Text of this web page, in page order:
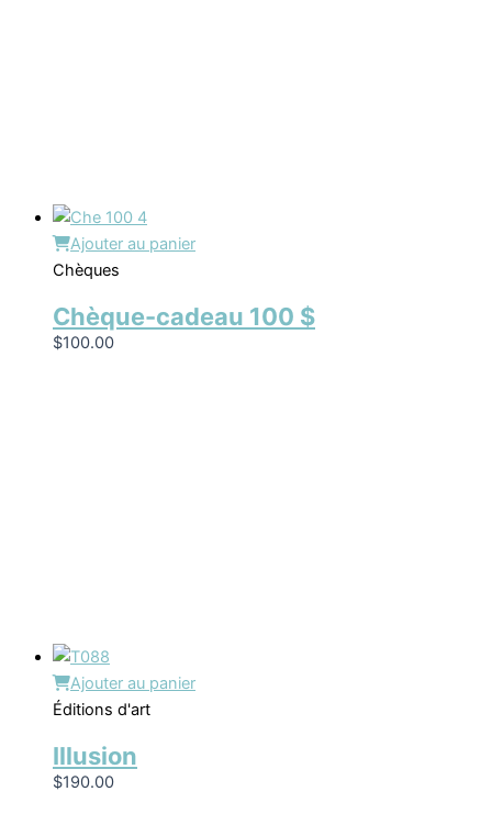
Ajouter au panier
Chèques
Chèque-cadeau 100 $
$100.00
Ajouter au panier
Éditions d'art
Illusion
$190.00